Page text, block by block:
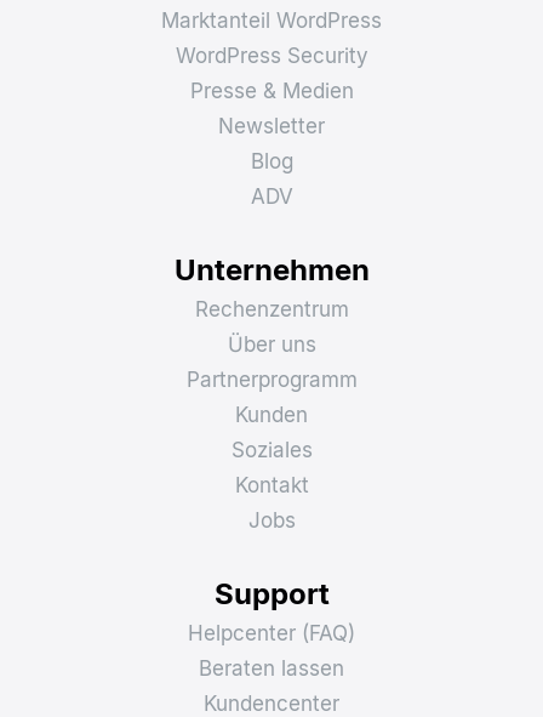
Marktanteil WordPress
WordPress Security
Presse & Medien
Newsletter
Blog
ADV
Unternehmen
Rechenzentrum
Über uns
Partnerprogramm
Kunden
Soziales
Kontakt
Jobs
Support
Helpcenter (FAQ)
Beraten lassen
Kundencenter